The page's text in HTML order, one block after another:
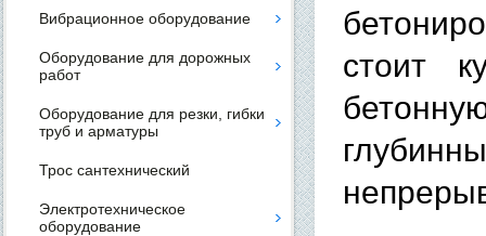
Вибрационное оборудование
Оборудование для дорожных
работ
Оборудование для резки, гибки
труб и арматуры
Трос сантехнический
Электротехническое
оборудование
стоит